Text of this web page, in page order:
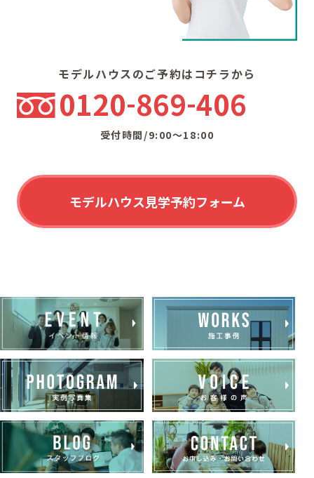
モデルハウスのご予約はコチラから
0120 869 406
受付時間/9:00〜18:00
モデルハウス見学予約フォーム